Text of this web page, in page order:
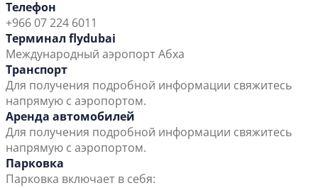
Телефон
+966 07 224 6011
Терминал flydubai
Международный аэропорт Абха
Транспорт
Для получения подробной информации свяжитесь
напрямую с аэропортом.
Аренда автомобилей
Для получения подробной информации свяжитесь
напрямую с аэропортом.
Парковка
Парковка включает в себя: